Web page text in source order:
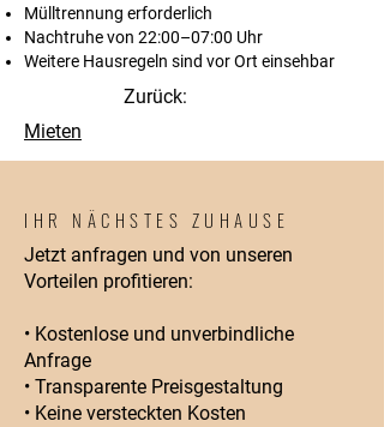
Mülltrennung erforderlich
Nachtruhe von 22:00–07:00 Uhr
Weitere Hausregeln sind vor Ort einsehbar
Zurück:
Mieten
IHR NÄCHSTES ZUHAUSE
Jetzt anfragen und von unseren
Vorteilen profitieren:
• Kostenlose und unverbindliche
Anfrage
• Transparente Preisgestaltung
• Keine versteckten Kosten